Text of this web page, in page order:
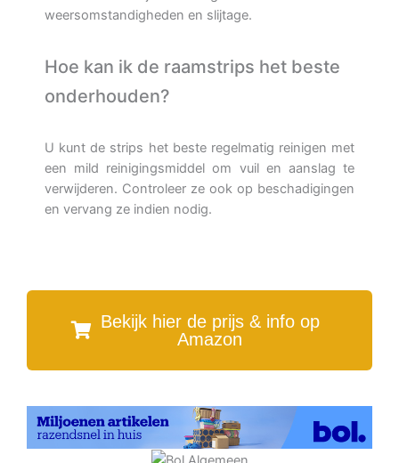
weersomstandigheden en slijtage.
Hoe kan ik de raamstrips het beste
onderhouden?
U kunt de strips het beste regelmatig reinigen met
een mild reinigingsmiddel om vuil en aanslag te
verwijderen. Controleer ze ook op beschadigingen
en vervang ze indien nodig.
Bekijk hier de prijs & info op
Amazon